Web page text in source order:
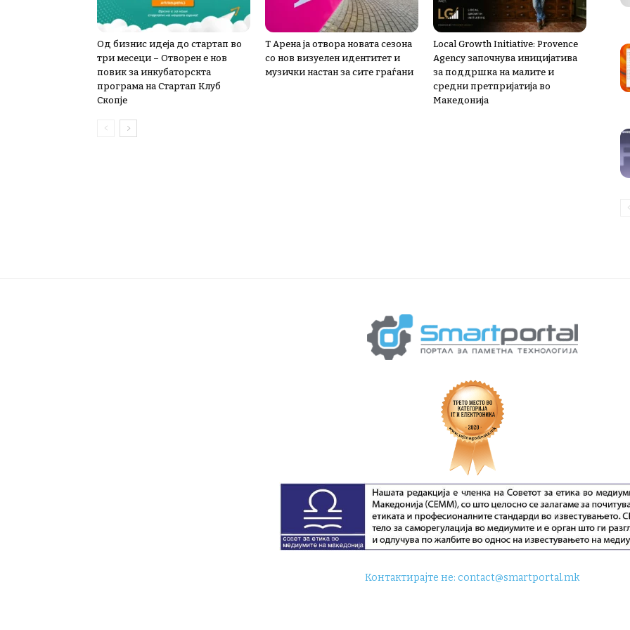
Од бизнис идеја до стартап во
три месеци – Отворен е нов
повик за инкубаторскта
програма на Стартап Клуб
Скопје
Т Арена ја отвора новата сезона
со нов визуелен идентитет и
музички настан за сите граѓани
Local Growth Initiative: Provence
Agency започнува иницијатива
за поддршка на малите и
средни претпријатија во
Македонија
Контактирајте не:contact@smartportal.mk